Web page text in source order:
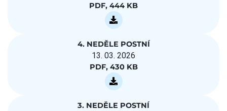
PDF, 444 KB
4. NEDĚLE POSTNÍ
13. 03. 2026
PDF, 430 KB
3. NEDĚLE POSTNÍ